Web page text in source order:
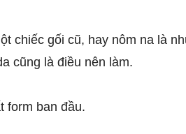
chiếc gối cũ, hay nôm na là
cũng là điều nên làm.
form ban đầu.